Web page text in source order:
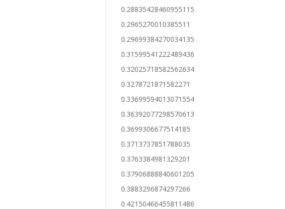
0.28835428460955115
0.2965270010385511
0.29699384270034135
0.31599541222489436
0.32025718582562634
0.3278721871582271
0.33699594013071554
0.36392077298570613
0.3699306677514185
0.3713737851788035
0.3763384981329201
0.37906888840601205
0.3883296874297266
0.42150466455811486